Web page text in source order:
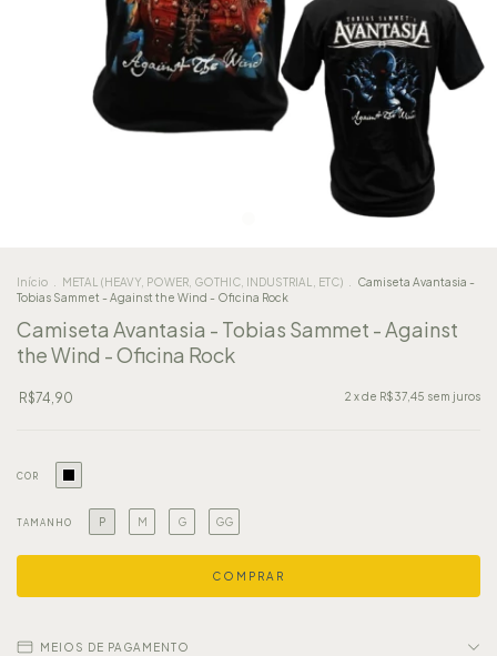
Início METAL (HEAVY, POWER, GOTHIC, INDUSTRIAL, ETC)
Camiseta Avantasia -
Tobias Sammet - Against the Wind - Oficina Rock
Camiseta Avantasia - Tobias Sammet - Against
the Wind - Oficina Rock
R$74,90 2 x de R$37,45 sem juros
COR
TAMANHO P M G GG
MEIOS DE PAGAMENTO